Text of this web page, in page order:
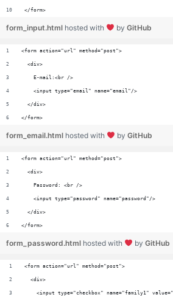
</form>
form_input.html hosted with by GitHub
<form action="url" method="post">
  <div>
    E-mail:<br />
    <input type="email" name="email"/>
  </div>
</form>
form_email.html hosted with by GitHub
<form action="url" method="post">
  <div>
    Password: <br />
    <input type="password" name="password"/>
  </div>
</form>
form_password.html hosted with by GitHub
<form action="url" method="post">
  <div>
<input type="checkbox" name="family1"